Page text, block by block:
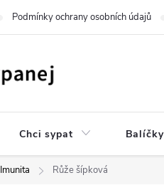
Podmínky ochrany osobních údajů
Chci sypat Balíčky
Imunita Růže šípková